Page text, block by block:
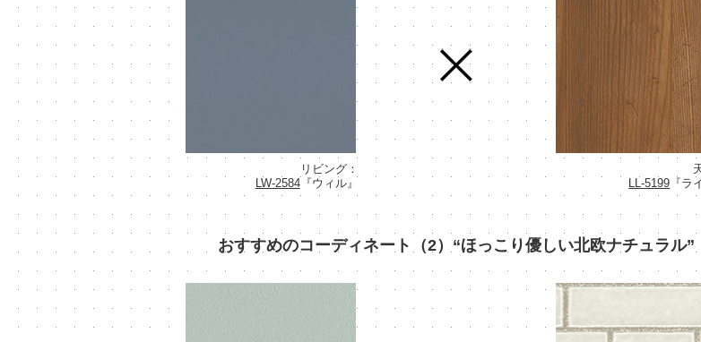
リビング：
LW-2584『ウィル』
LL-5199 『ラ
おすすめのコーディネート（2）“ほっこり優しい北欧ナチュラル”